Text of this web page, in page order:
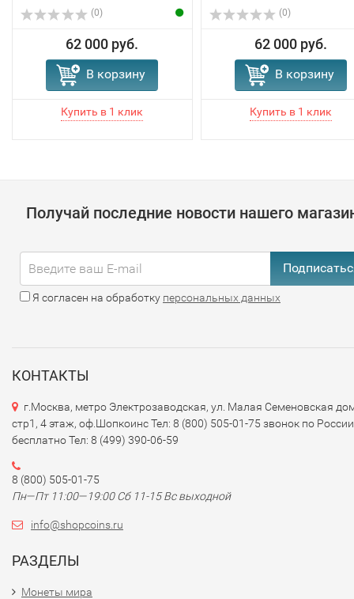
(0)
62 000 руб.
В корзину
(0)
62 000 руб.
В корзину
Получай последние новости нашего
Я согласен на обработку персональных данных
КОНТАКТЫ
г.Москва, метро Электрозаводская, ул. Малая Семеновская
стр1, 4 этаж, оф.Шопкоинс Тел: 8 (800) 505-01-75 звонок по России
бесплатно Тел: 8 (499) 390-06-59
8 (800) 505-01-75
Пн—Пт 11:00—19:00 Сб 11-15 Вс выходной
info@shopcoins.ru
РАЗДЕЛЫ
Монеты мира